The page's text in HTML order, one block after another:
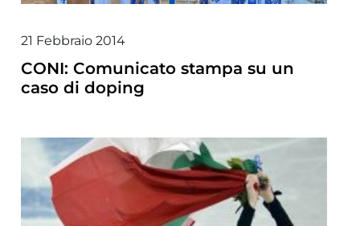
21 Febbraio 2014
CONI: Comunicato stampa su un
caso di doping